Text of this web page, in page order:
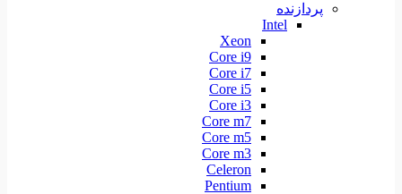
پردازنده
Intel
Xeon
Core i9
Core i7
Core i5
Core i3
Core m7
Core m5
Core m3
Celeron
Pentium